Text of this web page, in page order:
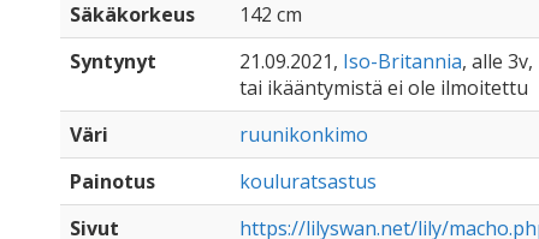
Säkäkorkeus
142 cm
Syntynyt
21.09.2021, Iso-Britannia, alle 3v,
tai ikääntymistä ei ole ilmoitettu
Väri
ruunikonkimo
Painotus
kouluratsastus
Sivut
https://lilyswan.net/lily/